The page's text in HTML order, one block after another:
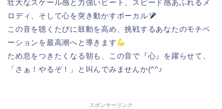
壮大なスケール感と力強いビート、スピード感あふれるメ
ロディ、そして心を突き動かすボーカル
この音を聴くたびに鼓動を高め、挑戦するあなたのモチベ
ーションを最高潮へと導きます
ため息をつきたくなる朝も、この音で『心』を躍らせて、
「さぁ！やるぞ！」と叫んでみませんか(^^♪
スポンサーリンク